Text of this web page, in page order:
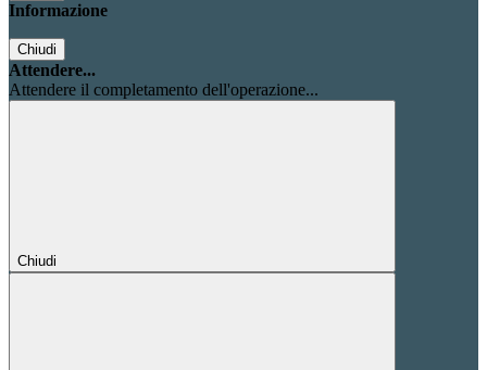
Informazione
Chiudi
Attendere...
Attendere il completamento dell'operazione...
Chiudi